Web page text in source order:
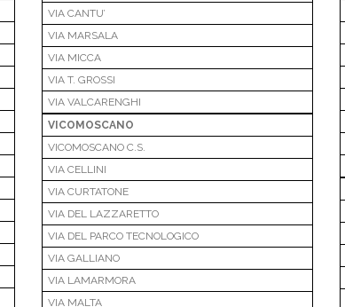
VIA CANTU’
VIA MARSALA
VIA MICCA
VIA T. GROSSI
VIA VALCARENGHI
VICOMOSCANO
VICOMOSCANO C.S.
VIA CELLINI
VIA CURTATONE
VIA DEL LAZZARETTO
VIA DEL PARCO TECNOLOGICO
VIA GALLIANO
VIA LAMARMORA
VIA MALTA